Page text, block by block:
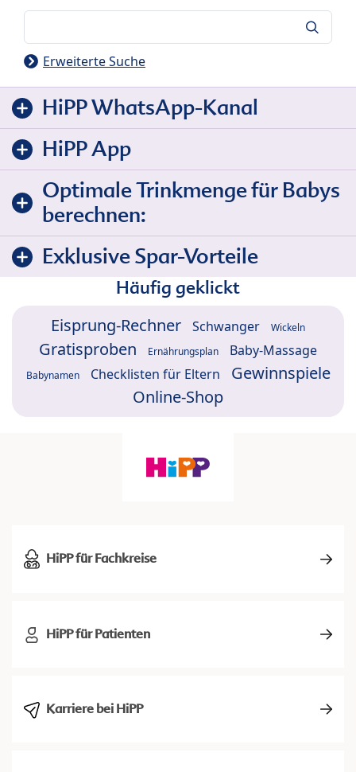
Erweiterte Suche
HiPP WhatsApp-Kanal
HiPP App
Optimale Trinkmenge für Babys
berechnen:
Exklusive Spar-Vorteile
Häufig geklickt
Eisprung-Rechner Schwanger Wickeln
Gratisproben Ernährungsplan Baby-Massage
Babynamen Checklisten für Eltern
Gewinnspiele
Online-Shop
HiPP für Fachkreise
HiPP für Patienten
Karriere bei HiPP